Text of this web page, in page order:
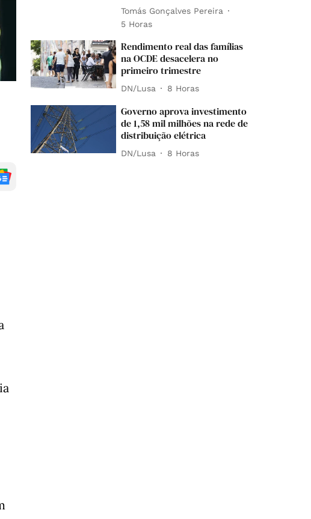
Tomás Gonçalves Pereira
5 Horas
Rendimento real das famílias
na OCDE desacelera no
primeiro trimestre
DN/Lusa 8 Horas
Governo aprova investimento
de 1,58 mil milhões na rede de
distribuição elétrica
DN/Lusa 8 Horas